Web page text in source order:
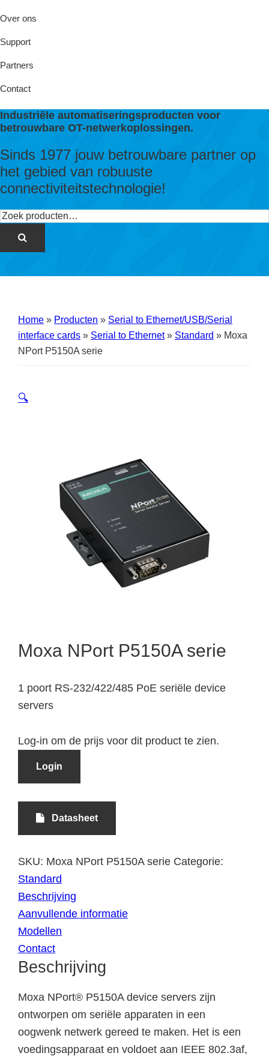
Over ons
Support
Partners
Contact
Industriële automatiseringsproducten voor
betrouwbare OT-netwerkoplossingen.
Sinds 1977 jouw betrouwbare partner op
het gebied van robuuste
connectiviteitstechnologie!
Zoeken
Home » Producten » Serial to Ethernet/USB/Serial
interface cards » Serial to Ethernet» Standard » Moxa
NPort P5150A serie
🔍
Moxa NPort P5150A serie
1 poort RS-232/422/485 PoE seriële device
servers
Log-in om de prijs voor dit product te zien.
Login
Datasheet
SKU: Moxa NPort P5150A serie Categorie:
Standard
Beschrijving
Aanvullende informatie
Modellen
Contact
Beschrijving
Moxa NPort® P5150A device servers zijn
ontworpen om seriële apparaten in een
oogwenk netwerk gereed te maken. Het is een
voedingsapparaat en voldoet aan IEEE 802.3af,